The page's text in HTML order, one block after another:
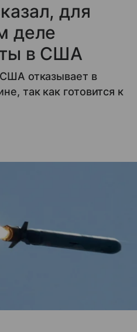
для
деле
в США
отказывает в
так как готовится к